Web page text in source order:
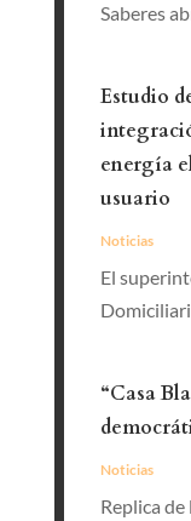
Saberes
Estudio
energía
usuario
Noticias
El
“Casa
Noticias
Replica